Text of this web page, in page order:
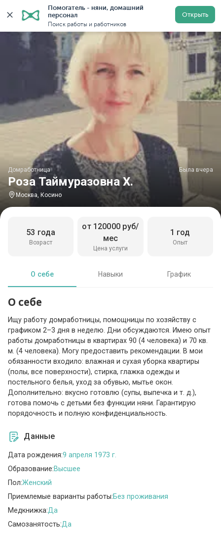
Помогатель - няни, домашний
персонал
Поиск работы и работников
Открыть
Главная Домработницы Домработницы в Москве
Роза Таймуразовна Х.
Домработница Была вчера
Москва, Косино
Возраст
53 года
Цена услуги
от 120000 руб/
мес
Опыт
1 год
О себе Навыки График
О себе
Ищу работу домработницы, помощницы по хозяйству с
графиком 2–3 дня в неделю. Дни обсуждаются. Имею опыт
работы домработницы в квартирах 90 (4 человека) и 70 кв.
м. (4 человека). Могу предоставить рекомендации. В мои
обязанности входило: влажная и сухая уборка квартиры
(полы, все поверхности), стирка, глажка одежды и
постельного белья, уход за обувью, мытье окон.
Дополнительно: вкусно готовлю (супы, выпечка и т. д.),
готова помочь с детьми без функции няни. Гарантирую
порядочность и полную конфиденциальность.
Данные
Дата рождения:9 апреля 1973 г.
Образование:Высшее
Пол:Женский
Приемлемые варианты работы:Без проживания
Медкнижка:Да
Самозанятость:Да